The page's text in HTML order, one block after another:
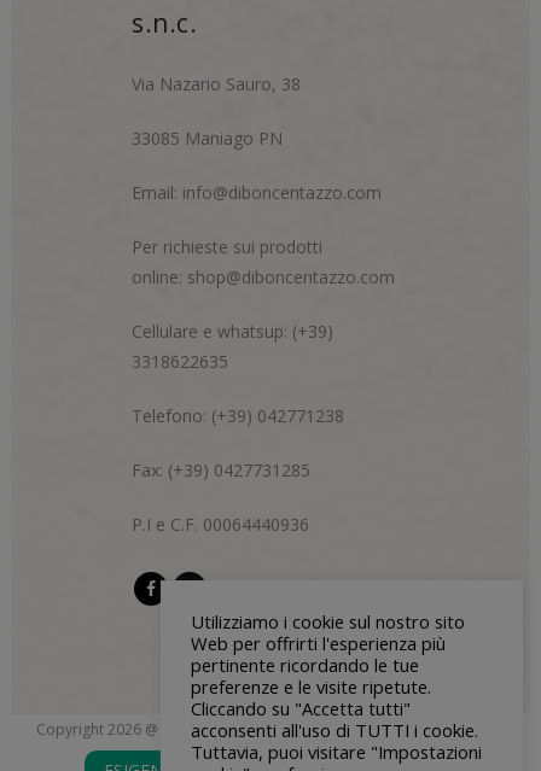
s.n.c.
Via Nazario Sauro, 38
33085 Maniago PN
Email: info@diboncentazzo.com
Per richieste sui prodotti
online: shop@diboncentazzo.com
Cellulare e whatsup: (+39)
3318622635
Telefono: (+39) 042771238
Fax: (+39) 0427731285
P.I e C.F. 00064440936
Copyright 2026 @ Di Bon & Centazzo s.n.c. | P.I e C.F 00064440936 |
Privacy Policy| Credits: blendgroup.it
Utilizziamo i cookie sul nostro sito
Web per offrirti l'esperienza più
pertinente ricordando le tue
preferenze e le visite ripetute.
Cliccando su "Accetta tutti"
acconsenti all'uso di TUTTI i cookie.
Tuttavia, puoi visitare "Impostazioni